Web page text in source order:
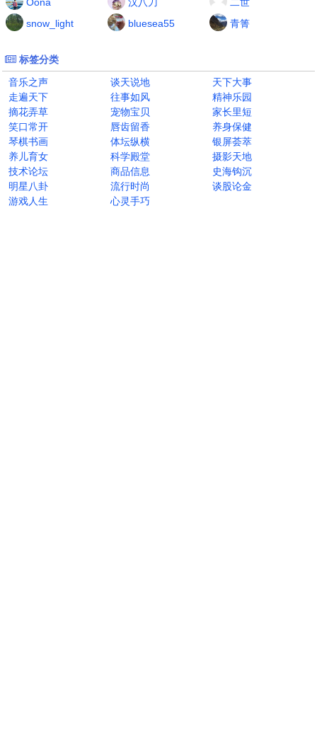
snow_light
bluesea55 青箐
标签分类
音乐之声
谈天说地
天下大事
走遍天下
往事如风
精神乐园
摘花弄草
宠物宝贝
家长里短
笑口常开
唇齿留香
养身保健
琴棋书画
体坛纵横
银屏荟萃
养儿育女
科学殿堂
摄影天地
技术论坛
商品信息
史海钩沉
明星八卦
流行时尚
谈股论金
游戏人生
心灵手巧